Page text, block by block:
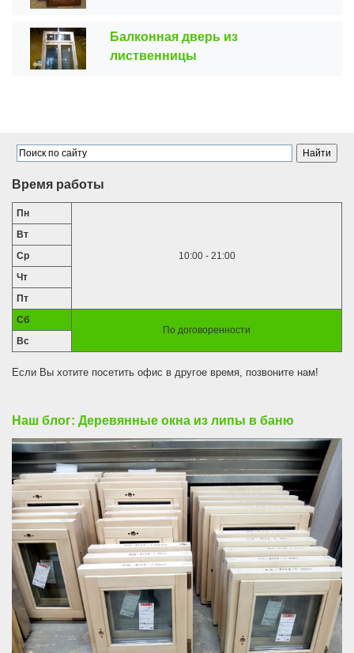
Балконная дверь из
лиственницы
Время работы
Пн
10:00 - 21:00
Вт
Ср
Чт
Пт
Сб
По договоренности
Вс
Если Вы хотите посетить офис в другое время, позвоните нам!
Наш блог: Деревянные окна из липы в баню